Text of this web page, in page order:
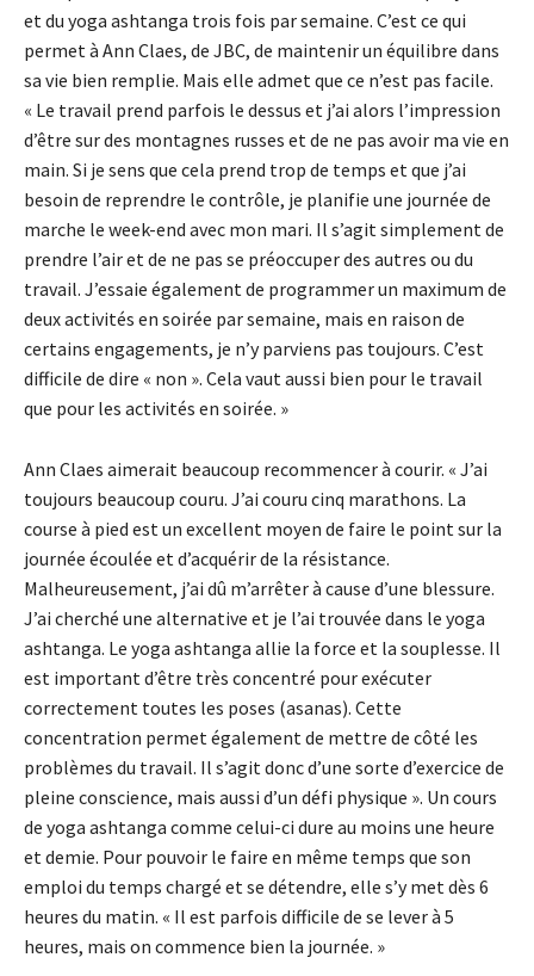
et du yoga ashtanga trois fois par semaine. C’est ce qui
permet à Ann Claes, de JBC, de maintenir un équilibre dans
sa vie bien remplie. Mais elle admet que ce n’est pas facile.
« Le travail prend parfois le dessus et j’ai alors l’impression
d’être sur des montagnes russes et de ne pas avoir ma vie en
main. Si je sens que cela prend trop de temps et que j’ai
besoin de reprendre le contrôle, je planifie une journée de
marche le week-end avec mon mari. Il s’agit simplement de
prendre l’air et de ne pas se préoccuper des autres ou du
travail. J’essaie également de programmer un maximum de
deux activités en soirée par semaine, mais en raison de
certains engagements, je n’y parviens pas toujours. C’est
difficile de dire « non ». Cela vaut aussi bien pour le travail
que pour les activités en soirée. »
Ann Claes aimerait beaucoup recommencer à courir. « J’ai
toujours beaucoup couru. J’ai couru cinq marathons. La
course à pied est un excellent moyen de faire le point sur la
journée écoulée et d’acquérir de la résistance.
Malheureusement, j’ai dû m’arrêter à cause d’une blessure.
J’ai cherché une alternative et je l’ai trouvée dans le yoga
ashtanga. Le yoga ashtanga allie la force et la souplesse. Il
est important d’être très concentré pour exécuter
correctement toutes les poses (asanas). Cette
concentration permet également de mettre de côté les
problèmes du travail. Il s’agit donc d’une sorte d’exercice de
pleine conscience, mais aussi d’un défi physique ». Un cours
de yoga ashtanga comme celui-ci dure au moins une heure
et demie. Pour pouvoir le faire en même temps que son
emploi du temps chargé et se détendre, elle s’y met dès 6
heures du matin. « Il est parfois difficile de se lever à 5
heures, mais on commence bien la journée. »